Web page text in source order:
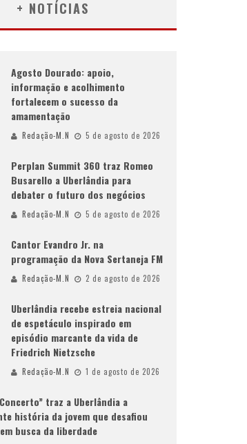
+ NOTÍCIAS
Agosto Dourado: apoio,
informação e acolhimento
fortalecem o sucesso da
amamentação
Redação-M.N 5 de agosto de 2026
Perplan Summit 360 traz Romeo
Busarello a Uberlândia para
debater o futuro dos negócios
Redação-M.N 5 de agosto de 2026
Cantor Evandro Jr. na
programação da Nova Sertaneja FM
Redação-M.N 2 de agosto de 2026
Uberlândia recebe estreia nacional
de espetáculo inspirado em
episódio marcante da vida de
Friedrich Nietzsche
Redação-M.N 1 de agosto de 2026
traz a Uberlândia a
história da jovem que desafiou
busca da liberdade